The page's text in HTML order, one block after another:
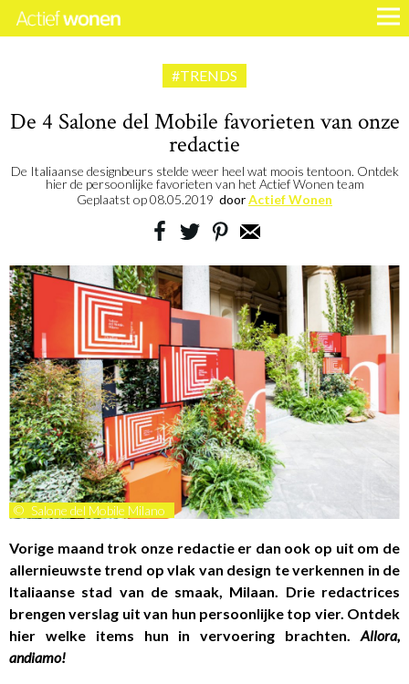
#TRENDS
De 4 Salone del Mobile favorieten van onze
redactie
De Italiaanse designbeurs stelde weer heel wat moois tentoon. Ontdek
hier de persoonlijke favorieten van het Actief Wonen team
Geplaatst op08.05.2019 doorActief Wonen
© Salone del Mobile Milano
Vorige maand trok onze redactie er dan ook op uit om de
allernieuwste trend op vlak van design te verkennen in de
Italiaanse stad van de smaak, Milaan. Drie redactrices
brengen verslag uit van hun persoonlijke top vier. Ontdek
hier welke items hun in vervoering brachten. Allora,
andiamo!